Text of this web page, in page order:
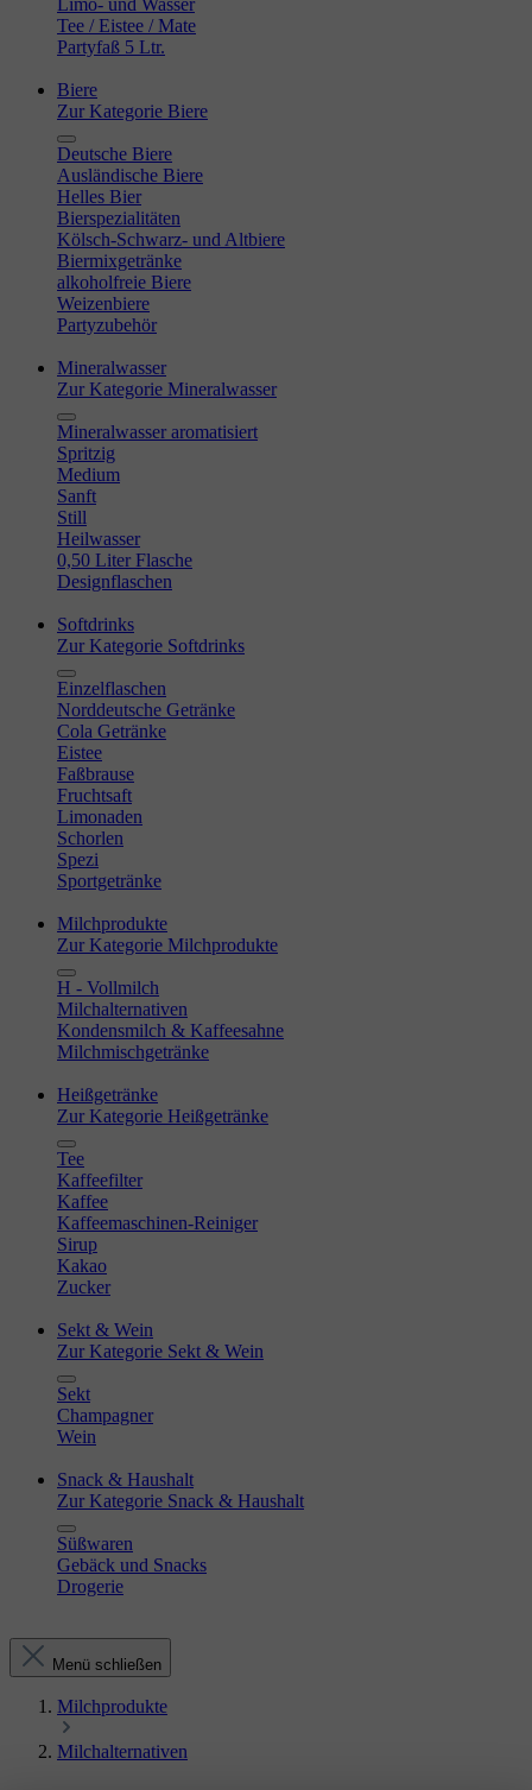
Limo- und Wasser
Tee / Eistee / Mate
Partyfaß 5 Ltr.
Biere
Zur Kategorie Biere
Deutsche Biere
Ausländische Biere
Helles Bier
Bierspezialitäten
Kölsch-Schwarz- und Altbiere
Biermixgetränke
alkoholfreie Biere
Weizenbiere
Partyzubehör
Mineralwasser
Zur Kategorie Mineralwasser
Mineralwasser aromatisiert
Spritzig
Medium
Sanft
Still
Heilwasser
0,50 Liter Flasche
Designflaschen
Softdrinks
Zur Kategorie Softdrinks
Einzelflaschen
Norddeutsche Getränke
Cola Getränke
Eistee
Faßbrause
Fruchtsaft
Limonaden
Schorlen
Spezi
Sportgetränke
Milchprodukte
Zur Kategorie Milchprodukte
H - Vollmilch
Milchalternativen
Kondensmilch & Kaffeesahne
Milchmischgetränke
Heißgetränke
Zur Kategorie Heißgetränke
Tee
Kaffeefilter
Kaffee
Kaffeemaschinen-Reiniger
Sirup
Kakao
Zucker
Sekt & Wein
Zur Kategorie Sekt & Wein
Sekt
Champagner
Wein
Snack & Haushalt
Zur Kategorie Snack & Haushalt
Süßwaren
Gebäck und Snacks
Drogerie
Menü schließen
Milchprodukte
Milchalternativen